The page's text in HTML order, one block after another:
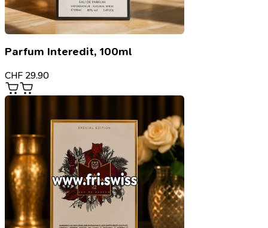
Parfum Interedit, 100ml
CHF 29.90